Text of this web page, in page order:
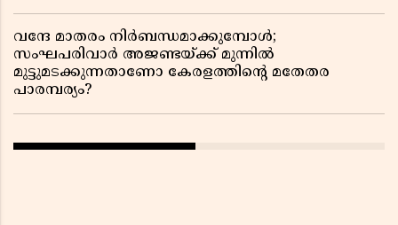
വന്ദേ മാതരം നിർബന്ധമാക്കുമ്പോൾ;
സംഘപരിവാർ അജണ്ടയ്ക്ക് മുന്നിൽ
മുട്ടുമടക്കുന്നതാണോ കേരളത്തിന്റെ മതേതര
പാരമ്പര്യം?